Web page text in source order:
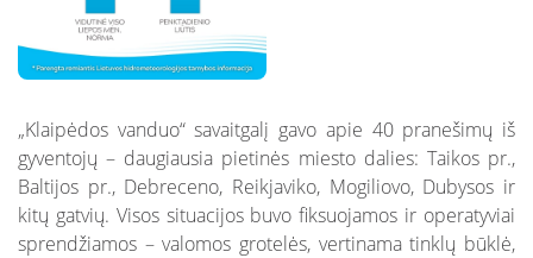
„Klaipėdos vanduo“ savaitgalį gavo apie 40 pranešimų iš
gyventojų – daugiausia pietinės miesto dalies: Taikos pr.,
Baltijos pr., Debreceno, Reikjaviko, Mogiliovo, Dubysos ir
kitų gatvių. Visos situacijos buvo fiksuojamos ir operatyviai
sprendžiamos – valomos grotelės, vertinama tinklų būklė,